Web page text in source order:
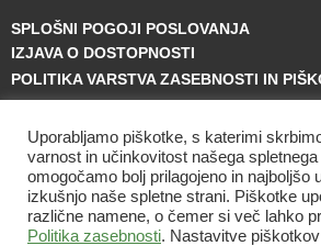
SPLOŠNI POGOJI POSLOVANJA
IZJAVA O DOSTOPNOSTI
POLITIKA VARSTVA ZASEBNOSTI IN
Uporabljamo piškotke, s katerimi
varnost in učinkovitost našega
omogočamo bolj prilagojeno in najboljšo
izkušnjo naše spletne strani. Piškotke
različne namene, o čemer si več lahko
Politika zasebnosti. Nastavitve